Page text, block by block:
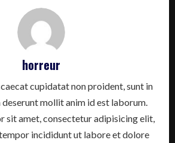
horreur
cupidatat non proident, sunt in
mollit anim id est laborum.
sit amet, consectetur adipisicing elit,
incididunt ut labore et dolore